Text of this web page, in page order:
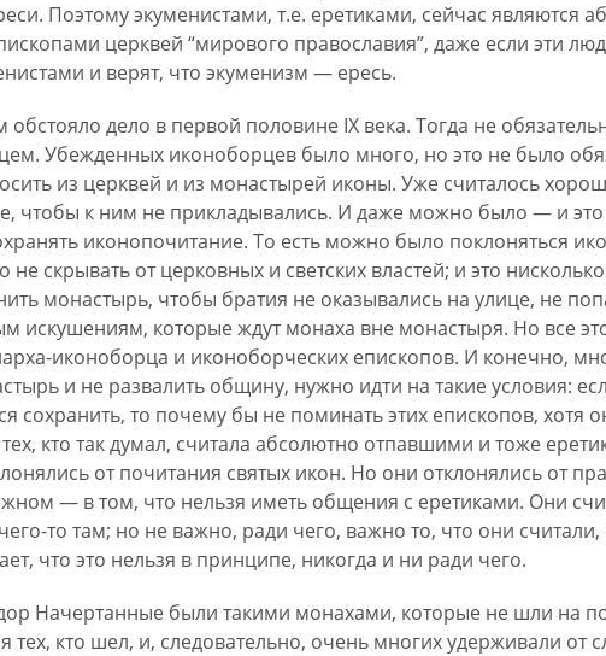
Поэтому экуменистами, т.е. еретиками, сейчас являются
церквей “мирового православия”, даже если эти
и верят, что экуменизм — ересь.
дело в первой половине IX века. Тогда не
Убежденных иконоборцев было много, но это не было
из церквей и из монастырей иконы. Уже считалось
чтобы к ним не прикладывались. И даже можно было — и это
иконопочитание. То есть можно было поклоняться
не скрывать от церковных и светских властей; и это
монастырь, чтобы братия не оказывались на улице, не
искушениям, которые ждут монаха вне монастыря. Но все
иконоборца и иконоборческих епископов. И конечно,
и не развалить общину, нужно идти на такие условия:
сохранить, то почему бы не поминать этих епископов, хотя
кто так думал, считала абсолютно отпавшими и тоже
от почитания святых икон. Но они отклонялись от
— в том, что нельзя иметь общения с еретиками. Они
то там; но не важно, ради чего, важно то, что они
что это нельзя в принципе, никогда и ни ради чего.
Начертанные были такими монахами, которые не шли на
кто шел, и, следовательно, очень многих удерживали от